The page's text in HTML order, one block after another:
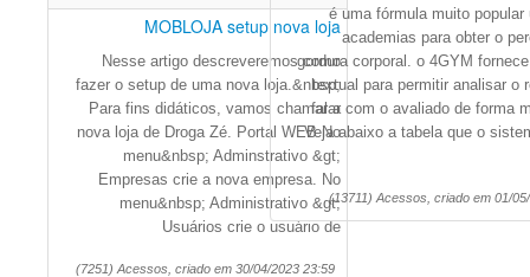
MOBLOJA setup nova loja
Nesse artigo descreveremos como
fazer o setup de uma nova loja.&nbsp;
Para fins didáticos, vamos chamar a
nova loja de Droga Zé. Portal WEB No
menu&nbsp; Adminstrativo &gt;
Empresas crie a nova empresa. No
menu&nbsp; Administrativo &gt;
Usuários crie o usuário de
(7251) Acessos, criado em 30/04/2023 23:59
é uma fórmula muito popular
academias para obter o
gordura corporal. o 4GYM
textual para permitir analisar o
falar com o avaliado de forma
Veja abaixo a tabela que o
(13711) Acessos, criado em 01/